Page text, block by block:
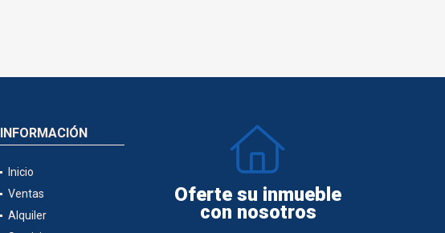
INFORMACIÓN
Inicio
Ventas
Alquiler
Oferte su inmueble
con nosotros